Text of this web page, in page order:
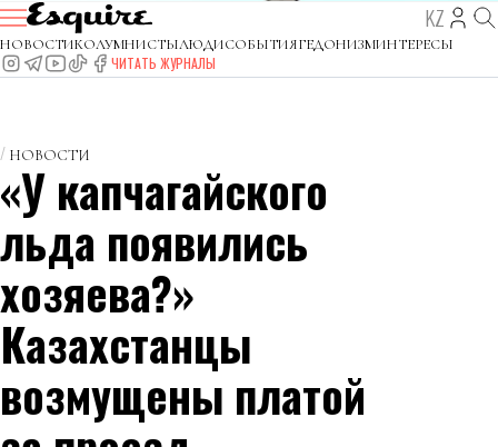
KZ
НОВОСТИКОЛУМНИСТЫЛЮДИСОБЫТИЯГЕДОНИЗМИНТЕРЕСЫ
ЧИТАТЬ ЖУРНАЛЫ
НОВОСТИ
«У капчагайского
льда появились
хозяева?»
Казахстанцы
возмущены платой